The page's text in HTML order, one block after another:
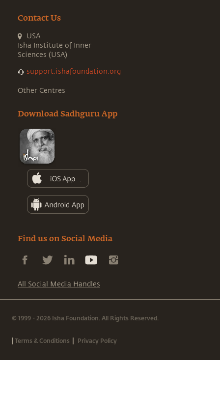
Contact Us
USA
Isha Institute of Inner
Sciences (USA)
support.ishafoundation.org
Other Centres
Download Sadhguru App
Find us on Social Media
All Social Media Handles
© 1999 - 2026 Isha Foundation. All Rights Reserved.
|Terms & Conditions | Privacy Policy